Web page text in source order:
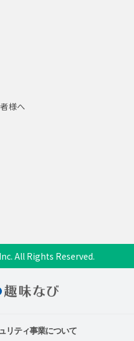
様へ
All Rights Reserved.